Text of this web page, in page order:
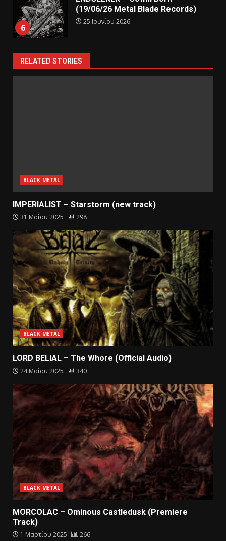
6
(19/06/26 Metal Blade Records)
25 Ιουνίου 2026
RELATED STORIES
BLACK METAL
IMPERIALIST – Starstorm (new track)
31 Μαΐου 2025 298
BLACK METAL
LORD BELIAL – The Whore (Official Audio)
24 Μαΐου 2025 340
BLACK METAL
MORCOLAC – Ominous Castledusk (Premiere
Track)
1 Μαρτίου 2025 266